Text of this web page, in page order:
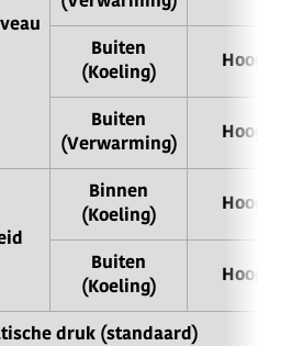
Buiten
(Koeling)
Hoog
Buiten
(Verwarming)
Hoog
Binnen
(Koeling)
Hoog
Buiten
(Koeling)
Hoog
druk (standaard)